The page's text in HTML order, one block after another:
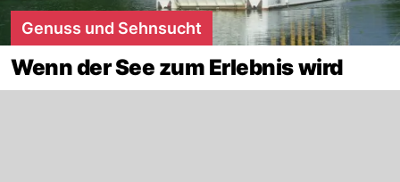
Genuss und Sehnsucht
Wenn der See zum Erlebnis wird